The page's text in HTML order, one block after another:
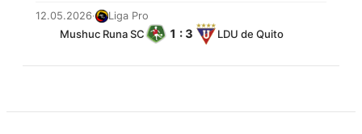
12.05.2026· Liga Pro
Mushuc Runa SC 1 : 3 LDU de Quito